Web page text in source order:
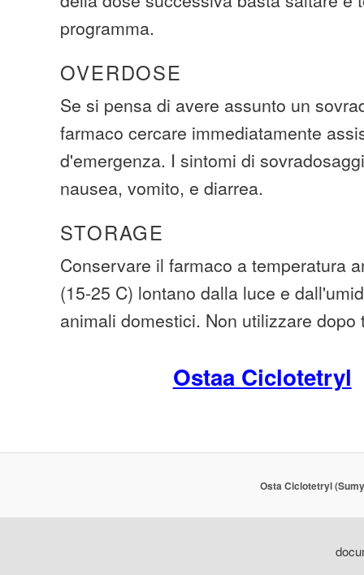
programma.
OVERDOSE
Se si pensa di avere assunto un
farmaco cercare immediatamente
d'emergenza. I sintomi di
nausea, vomito, e diarrea.
STORAGE
Conservare il farmaco a temperatura
(15-25 C) lontano dalla luce e
animali domestici. Non utilizzare
Ostaa Ciclotetryl
Osta Ciclotetryl